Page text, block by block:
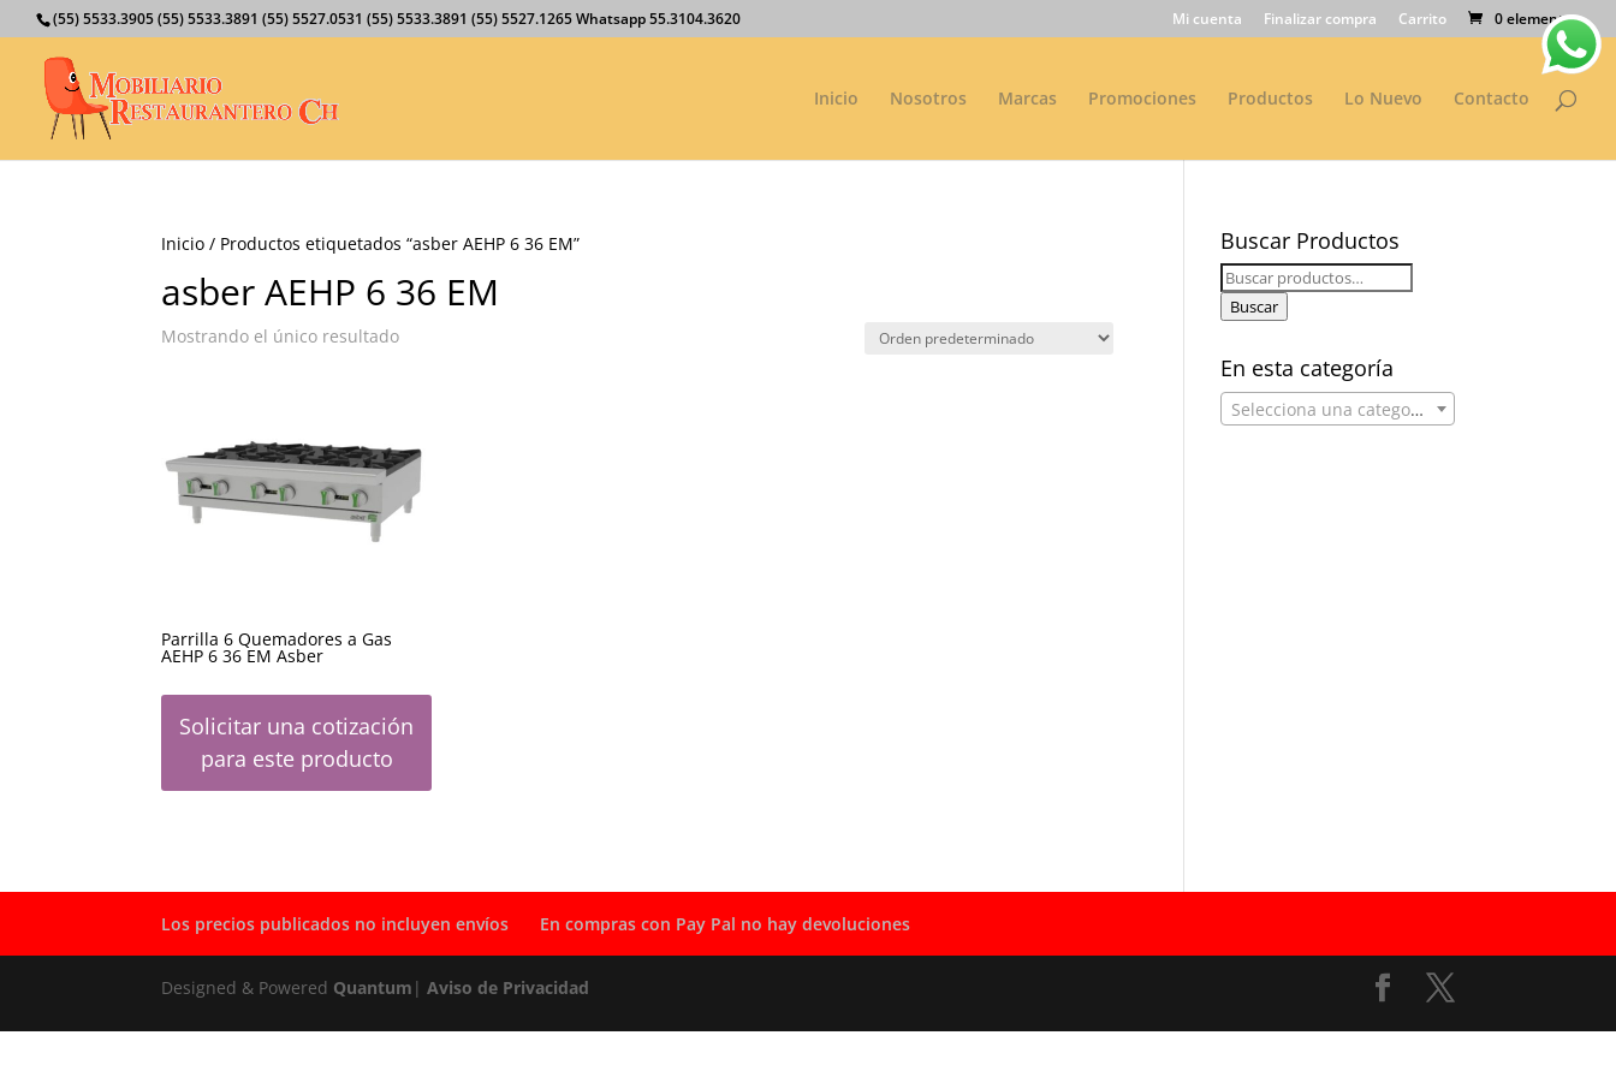
(55) 5533.3905 (55) 5533.3891 (55) 5527.0531 (55) 5533.3891 (55) 5527.1265 Whatsapp 55.3104.3620 Mi cuenta Finalizar compra Carrito 0 elementos
Inicio Nosotros Marcas Promociones Productos Lo Nuevo Contacto
Inicio / Productos etiquetados “asber AEHP 6 36 EM”
asber AEHP 6 36 EM
Mostrando el único resultado
Parrilla 6 Quemadores a Gas
AEHP 6 36 EM Asber
Solicitar una cotización
para este producto
Buscar Productos
Buscar
por:
Buscar
En esta categoría
Selecciona una categoría
Los precios publicados no incluyen envíos En compras con Pay Pal no hay devoluciones
Designed & Powered Quantum |Aviso de Privacidad